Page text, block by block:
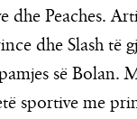
dhe Peaches.
dhe Slash të
së Bolan.
sportive me